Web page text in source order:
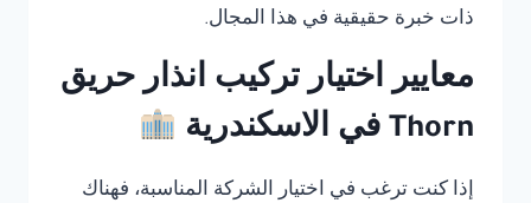
ذات خبرة حقيقية في هذا المجال.
معايير اختيار تركيب انذار حريق
Thorn في الاسكندرية
إذا كنت ترغب في اختيار الشركة المناسبة، فهناك